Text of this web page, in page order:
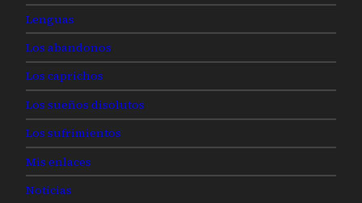
Lenguas
Los abandonos
Los caprichos
Los sueños disolutos
Los sufrimientos
Mis enlaces
Noticias